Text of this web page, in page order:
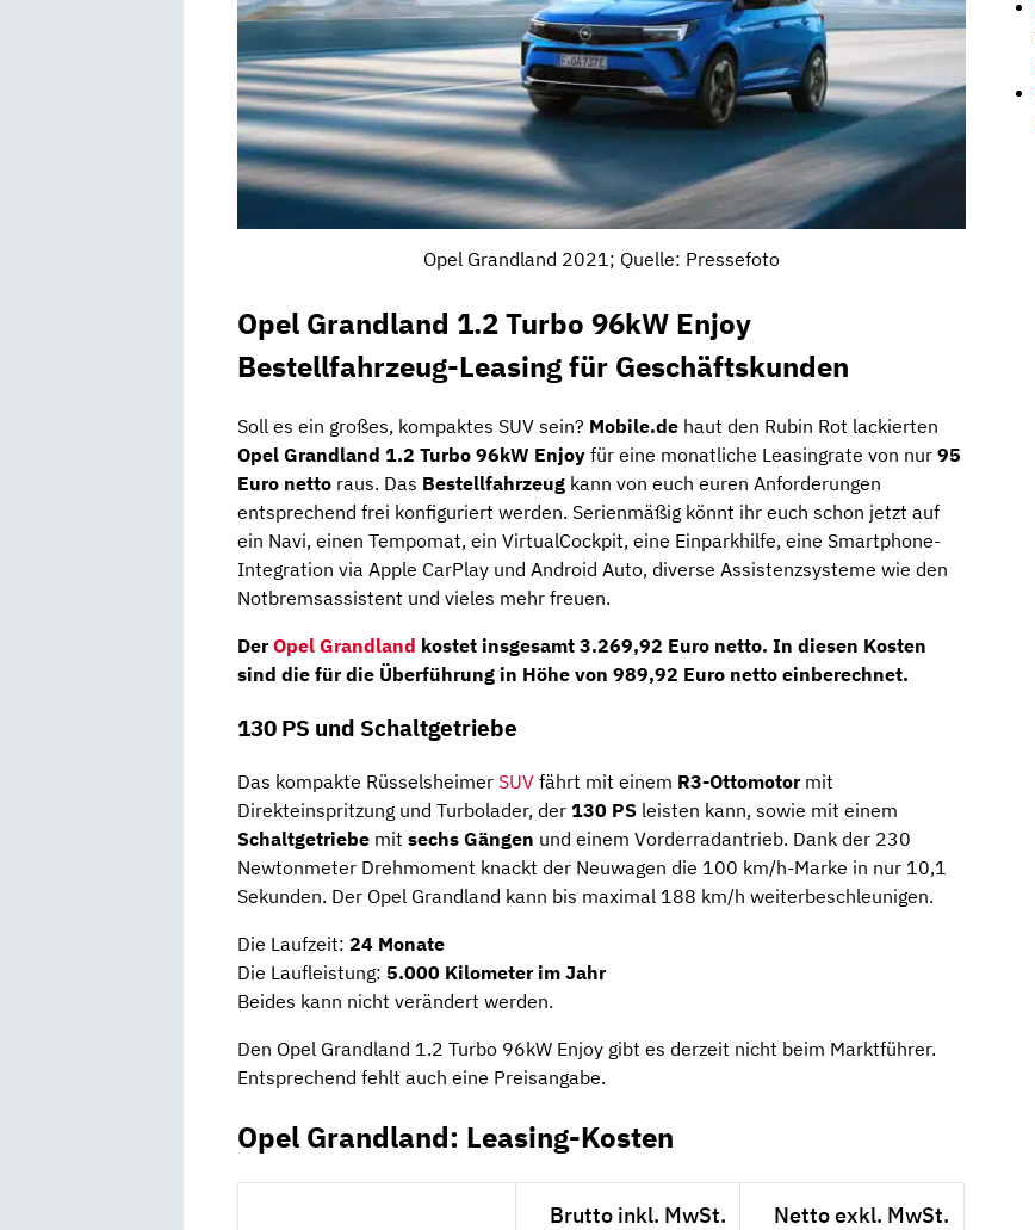
Opel Grandland 2021; Quelle: Pressefoto
Opel Grandland 1.2 Turbo 96kW Enjoy
Bestellfahrzeug-Leasing für Geschäftskunden
Soll es ein großes, kompaktes SUV sein? Mobile.de haut den Rubin Rot lackierten
Opel Grandland 1.2 Turbo 96kW Enjoy für eine monatliche Leasingrate von nur 95
Euro netto raus. Das Bestellfahrzeug kann von euch euren Anforderungen
entsprechend frei konfiguriert werden. Serienmäßig könnt ihr euch schon jetzt auf
ein Navi, einen Tempomat, ein VirtualCockpit, eine Einparkhilfe, eine Smartphone-
Integration via Apple CarPlay und Android Auto, diverse Assistenzsysteme wie den
Notbremsassistent und vieles mehr freuen.
DerOpel Grandland kostet insgesamt 3.269,92 Euro netto. In diesen Kosten
sind die für die Überführung in Höhe von 989,92 Euro netto einberechnet.
130 PS und Schaltgetriebe
Das kompakte Rüsselsheimer SUV fährt mit einem R3-Ottomotormit
Direkteinspritzung und Turbolader, der 130 PS leisten kann, sowie mit einem
Schaltgetriebe mit sechs Gängen und einem Vorderradantrieb. Dank der 230
Newtonmeter Drehmoment knackt der Neuwagen die 100 km/h-Marke in nur 10,1
Sekunden. Der Opel Grandland kann bis maximal 188 km/h weiterbeschleunigen.
Die Laufzeit: 24 Monate
Die Laufleistung: 5.000 Kilometer im Jahr
Beides kann nicht verändert werden.
Den Opel Grandland 1.2 Turbo 96kW Enjoy gibt es derzeit nicht beim Marktführer.
Entsprechend fehlt auch eine Preisangabe.
Opel Grandland: Leasing-Kosten
Brutto inkl. MwSt. Netto exkl. MwSt.